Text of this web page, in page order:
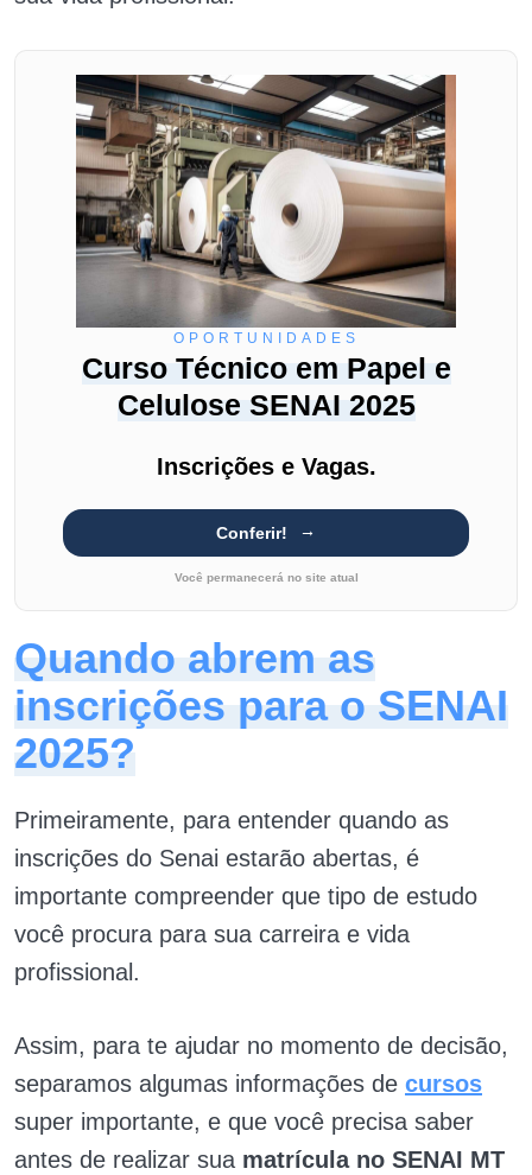
OPORTUNIDADES
Curso Técnico em Papel e
Celulose SENAI 2025
Inscrições e Vagas.
Conferir!
Você permanecerá no site atual
Quando abrem as
inscrições para o SENAI
2025?
Primeiramente, para entender quando as
inscrições do Senai estarão abertas, é
importante compreender que tipo de estudo
você procura para sua carreira e vida
profissional.
Assim, para te ajudar no momento de decisão,
separamos algumas informações de cursos
super importante, e que você precisa saber
antes de realizar sua matrícula no SENAI MT